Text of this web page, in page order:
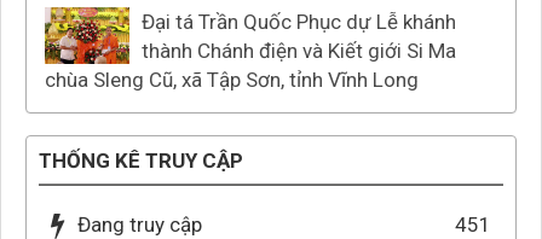
Đại tá Trần Quốc Phục dự Lễ khánh
thành Chánh điện và Kiết giới Si Ma
chùa Sleng Cũ, xã Tập Sơn, tỉnh Vĩnh Long
THỐNG KÊ TRUY CẬP
Đang truy cập
451